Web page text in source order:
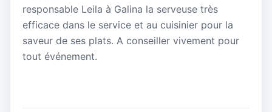
responsable Leila à Galina la serveuse très
efficace dans le service et au cuisinier pour la
saveur de ses plats. A conseiller vivement pour
tout événement.